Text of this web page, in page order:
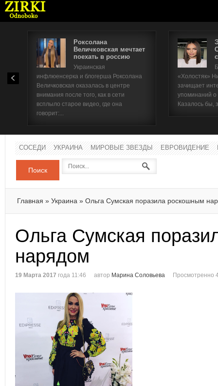
Роксолана
Величковская мечтает
поехать в россию
Украинская
инфлюенсерка и блогерша Роксолана
Величковская оказалась в центре
внимания после того, как в сети
всплыло старое видео, где она
говорит:...
«Холостяк»
зачищает
упоминаний
Казалось бы,
СОСЕДИ УКРАИНА МИРОВЫЕ ЗВЕЗДЫ ЕВРОВИДЕНИЕ
Поиск
Главная » Украина » Ольга Сумская поразила роскошным
Ольга Сумская
нарядом
19 Марта 2017 года 11:46 автор Марина Соловьева Просмотренно
Имя